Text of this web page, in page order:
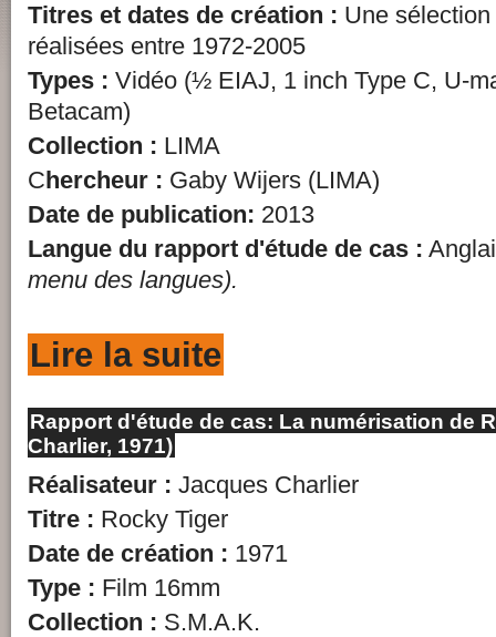
Titres et dates de création : Une
réalisées entre 1972-2005
Types : Vidéo (½‎ EIAJ, 1 inch Type C, U-
Betacam)
Collection : LIMA
Chercheur : Gaby Wijers (LIMA)
Date de publication: 2013
Langue du rapport d'étude de cas :
menu des langues).
Lire la suite
Rapport d'étude de cas: La numérisation de
Charlier, 1971)
Réalisateur : Jacques Charlier
Titre : Rocky Tiger
Date de création : 1971
Type : Film 16mm
Collection : S.M.A.K.